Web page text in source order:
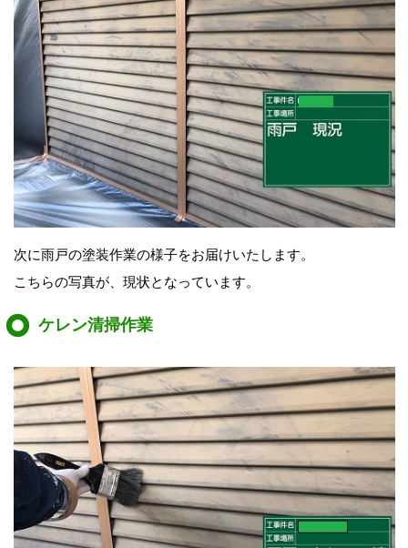
次に雨戸の塗装作業の様子をお届けいたします。
こちらの写真が、現状となっています。
ケレン清掃作業